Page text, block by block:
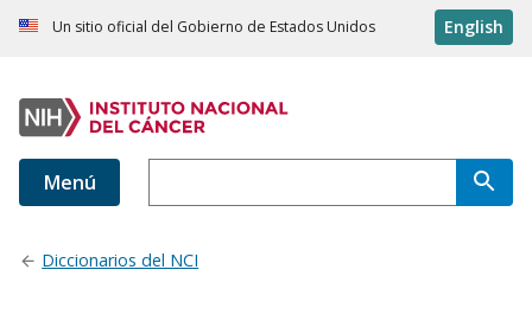
Un sitio oficial del Gobierno de Estados Unidos English
Menú
Diccionarios del NCI